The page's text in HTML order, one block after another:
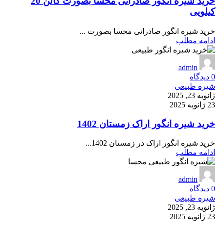
کیلویی
خرید شیره انگور صادراتی محسا بصورت ...
ادامه مطلب
admin
0 دیدگاه
شیره طبیعی
ژانویه 23, 2025
23 ژانویه 2025
خرید شیره انگور اراک زمستان 1402
خرید شیره انگور اراک در زمستان 1402...
ادامه مطلب
admin
0 دیدگاه
شیره طبیعی
ژانویه 23, 2025
23 ژانویه 2025